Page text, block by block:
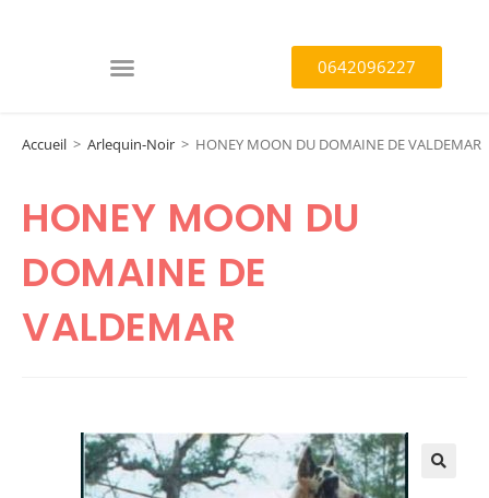
0642096227
Accueil > Arlequin-Noir > HONEY MOON DU DOMAINE DE VALDEMAR
HONEY MOON DU
DOMAINE DE
VALDEMAR